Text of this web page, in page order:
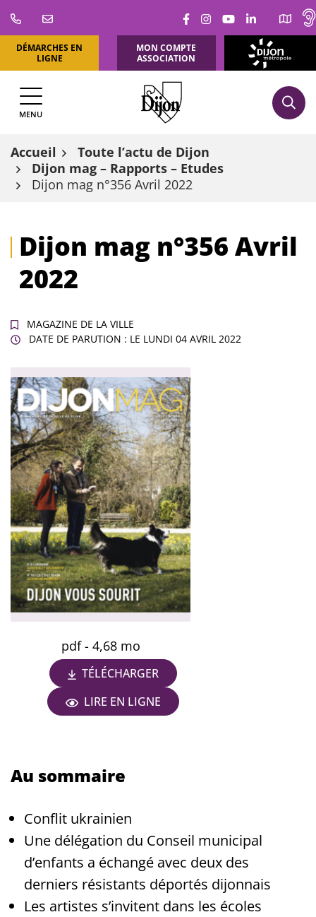
au
contenu
Lien vers le compte
Lien vers le
Lien vers la
Lien vers
DÉMARCHES EN
LIGNE
MON COMPTE
ASSOCIATION
DIJON
MENU
Accueil
Toute l’actu de Dijon
Dijon mag – Rapports – Etudes
Dijon mag n°356 Avril 2022
Dijon mag n°356 Avril
2022
MAGAZINE DE LA VILLE
DATE DE PARUTION : LE LUNDI 04 AVRIL 2022
pdf - 4,68 mo
TÉLÉCHARGER
LIRE EN LIGNE
Au sommaire
Conflit ukrainien
Une délégation du Conseil municipal
d’enfants a échangé avec deux des
derniers résistants déportés dijonnais
Les artistes s’invitent dans les écoles